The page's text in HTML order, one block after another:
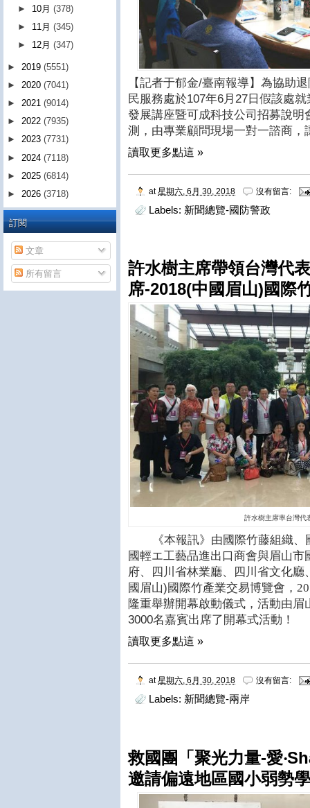
【記者于郁金/臺南報導】為協助
民服務處於107年6月27日假該處
發展講座暨可成科技公司招募說
測，由專業顧問現場一對一諮商
讀取更多點這 »
at星期六, 6月 30, 2018 沒有留言:
Labels: 新聞總覽-國防警政
許水樹主席帶領台灣代
席-2018(中國眉山)國際
許水樹主席率台灣代
《本報訊》由國際竹藤組織
國輕エ工藝品進出口商會與眉山
府、四川省林業廳、四川省文化廳
國眉山)國際竹產業交易博覽會，
隆重舉辦開幕啟動儀式，活動由
3000名嘉賓出席了開幕式活動！
讀取更多點這 »
at星期六, 6月 30, 2018 沒有留言:
Labels: 新聞總覽-兩岸
救國團「聚光力量-愛
邀請偏遠地區國小弱勢
► 10月(378)
► 11月(345)
► 12月(347)
► 2019 (5551)
► 2020 (7041)
► 2021 (9014)
► 2022 (7935)
► 2023 (7731)
► 2024 (7118)
► 2025 (6814)
► 2026 (3718)
訂閱
文章
所有留言